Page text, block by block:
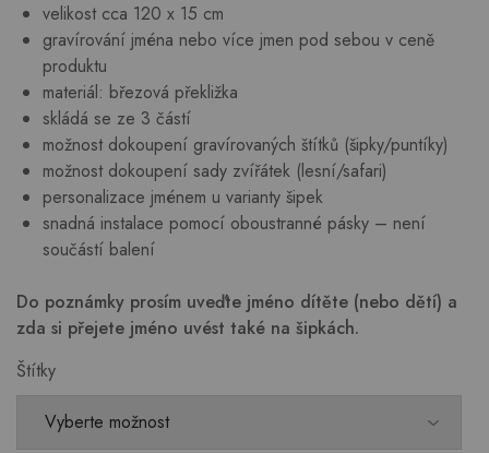
velikost cca 120 x 15 cm
gravírování jména nebo více jmen pod sebou v ceně
produktu
materiál: březová překližka
skládá se ze 3 částí
možnost dokoupení gravírovaných štítků (šipky/puntíky)
možnost dokoupení sady zvířátek (lesní/safari)
personalizace jménem u varianty šipek
snadná instalace pomocí oboustranné pásky – není
součástí balení
Do poznámky prosím uveďte jméno dítěte (nebo dětí) a
zda si přejete jméno uvést také na šipkách.
Štítky